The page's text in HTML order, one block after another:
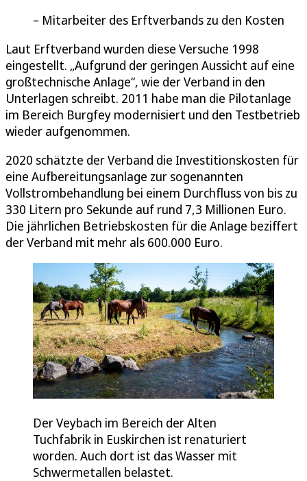
Mitarbeiter des Erftverbands zu den Kosten
Laut Erftverband wurden diese Versuche 1998
eingestellt. „Aufgrund der geringen Aussicht auf eine
großtechnische Anlage“, wie der Verband in den
Unterlagen schreibt. 2011 habe man die Pilotanlage
im Bereich Burgfey modernisiert und den Testbetrieb
wieder aufgenommen.
2020 schätzte der Verband die Investitionskosten für
eine Aufbereitungsanlage zur sogenannten
Vollstrombehandlung bei einem Durchfluss von bis zu
330 Litern pro Sekunde auf rund 7,3 Millionen Euro.
Die jährlichen Betriebskosten für die Anlage beziffert
der Verband mit mehr als 600.000 Euro.
Der Veybach im Bereich der Alten
Tuchfabrik in Euskirchen ist renaturiert
worden. Auch dort ist das Wasser mit
Schwermetallen belastet.